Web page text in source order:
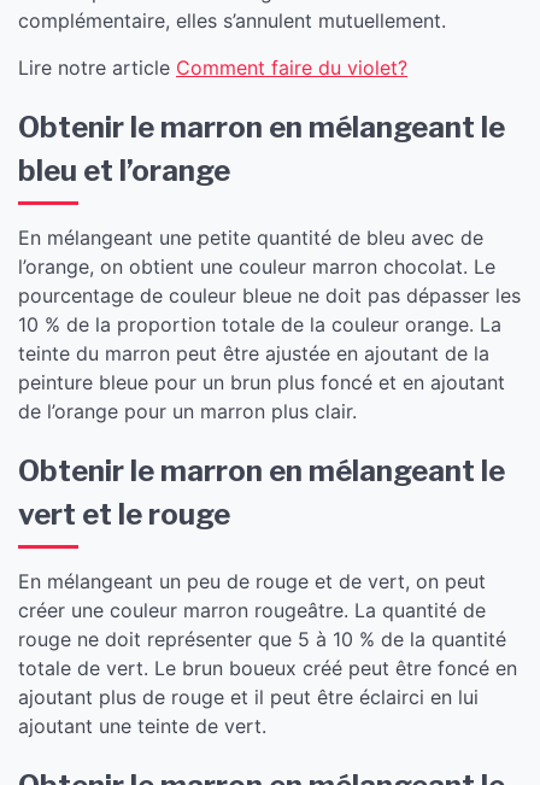
complémentaire, elles s’annulent mutuellement.
Lire notre article Comment faire du violet?
Obtenir le marron en mélangeant le
bleu et l’orange
En mélangeant une petite quantité de bleu avec de
l’orange, on obtient une couleur marron chocolat. Le
pourcentage de couleur bleue ne doit pas dépasser les
10 % de la proportion totale de la couleur orange. La
teinte du marron peut être ajustée en ajoutant de la
peinture bleue pour un brun plus foncé et en ajoutant
de l’orange pour un marron plus clair.
Obtenir le marron en mélangeant le
vert et le rouge
En mélangeant un peu de rouge et de vert, on peut
créer une couleur marron rougeâtre. La quantité de
rouge ne doit représenter que 5 à 10 % de la quantité
totale de vert. Le brun boueux créé peut être foncé en
ajoutant plus de rouge et il peut être éclairci en lui
ajoutant une teinte de vert.